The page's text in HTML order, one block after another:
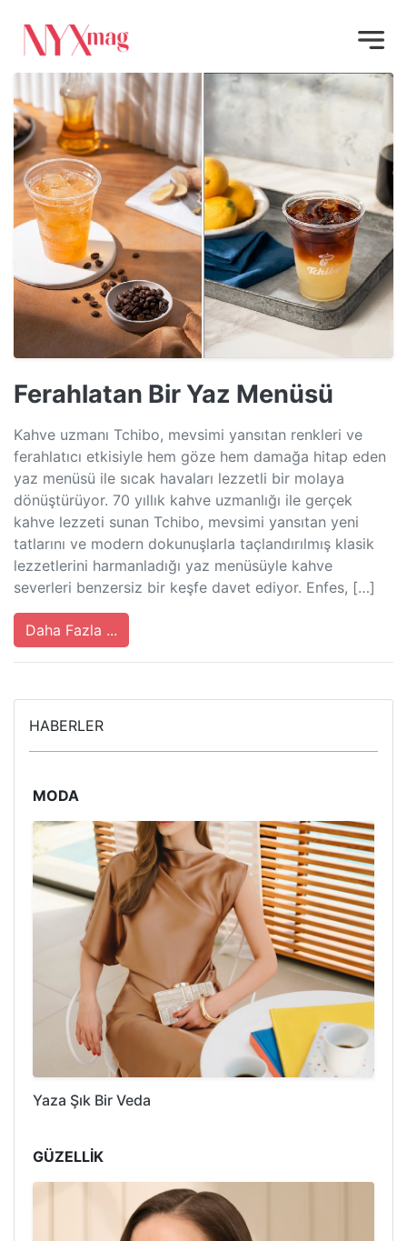
Ferahlatan Bir Yaz Menüsü
Kahve uzmanı Tchibo, mevsimi yansıtan renkleri ve
ferahlatıcı etkisiyle hem göze hem damağa hitap eden
yaz menüsü ile sıcak havaları lezzetli bir molaya
dönüştürüyor. 70 yıllık kahve uzmanlığı ile gerçek
kahve lezzeti sunan Tchibo, mevsimi yansıtan yeni
tatlarını ve modern dokunuşlarla taçlandırılmış klasik
lezzetlerini harmanladığı yaz menüsüyle kahve
severleri benzersiz bir keşfe davet ediyor. Enfes, […]
Daha Fazla ...
HABERLER
MODA
Yaza Şık Bir Veda
GÜZELLİK